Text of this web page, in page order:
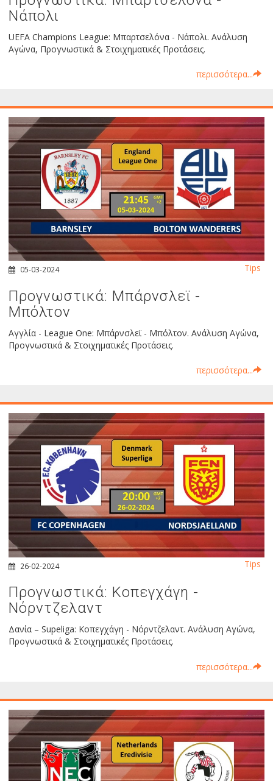
Νάπολι
UEFA Champions League: Μπαρτσελόνα - Νάπολι. Ανάλυση
Αγώνα, Προγνωστικά & Στοιχηματικές Προτάσεις.
περισσότερα...
05-03-2024
Προγνωστικά: Μπάρνσλεϊ -
Μπόλτον
Αγγλία - League One: Μπάρνσλεϊ - Μπόλτον. Ανάλυση Αγώνα,
Προγνωστικά & Στοιχηματικές Προτάσεις.
περισσότερα...
Tips
26-02-2024
Προγνωστικά: Κοπεγχάγη -
Νόρντζελαντ
Δανία – Supeliga: Κοπεγχάγη - Νόρντζελαντ. Ανάλυση Αγώνα,
Προγνωστικά & Στοιχηματικές Προτάσεις.
περισσότερα...
Tips